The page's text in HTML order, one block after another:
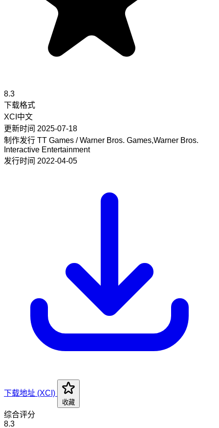
8.3
下载格式
XCI 中文
更新时间 2025-07-18
制作发行 TT Games / Warner Bros. Games,Warner Bros.
Interactive Entertainment
发行时间 2022-04-05
下载地址 (XCI)
收藏
综合评分
8.3